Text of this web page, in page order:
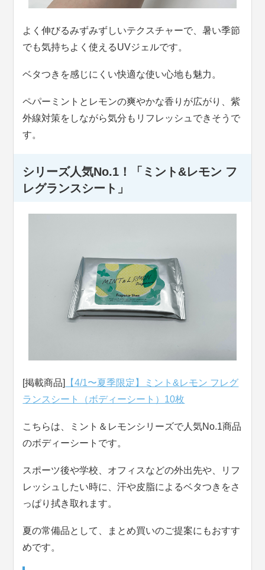
よく伸びるみずみずしいテクスチャーで、暑い季節
でも気持ちよく使えるUVジェルです。
ベタつきを感じにくい快適な使い心地も魅力。
ペパーミントとレモンの爽やかな香りが広がり、紫
外線対策をしながら気分もリフレッシュできそうで
す。
シリーズ人気No.1 ！「ミント&レモン フ
レグランスシート」
[掲載商品]
【4/1〜夏季限定】ミント&レモン フレグ
ランスシート（ボディーシート）10枚
こちらは、ミント＆レモンシリーズで人気No.1商品
のボディーシートです。
スポーツ後や学校、オフィスなどの外出先や、リフ
レッシュしたい時に、汗や皮脂によるベタつきをさ
っぱり拭き取れます。
夏の常備品として、まとめ買いのご提案にもおすす
めです。